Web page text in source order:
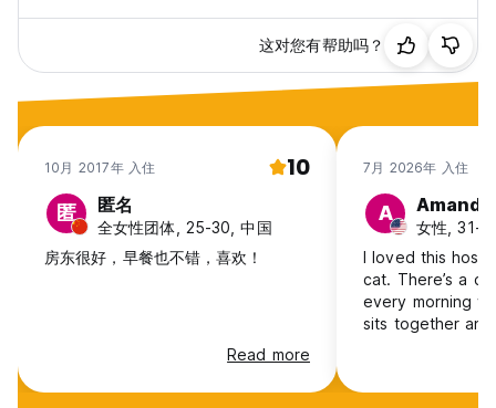
这对您有帮助吗？
10月 2017年 入住 10
匿 匿名
全女性团体, 25-30, 中国
房东很好，早餐也不错，喜欢！
Read more
7月 2026年 入住
A Amanda
女性, 31-
I loved this
cat. There’s a
every morning
sits together
very cute area.